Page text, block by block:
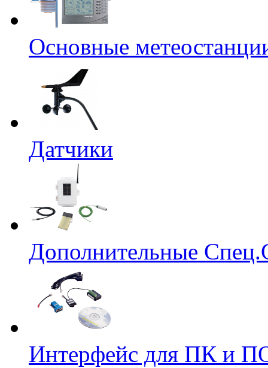
Основные
Датчики
Дополнительные
Интерфейс для ПК и